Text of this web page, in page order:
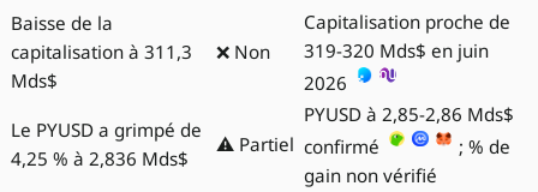
Baisse de la
capitalisation à 311,3
Mds$
❌ Non
Capitalisation proche de
319-320 Mds$ en juin
2026
Le PYUSD a grimpé de
4,25 % à 2,836 Mds$
⚠️ Partiel
PYUSD à 2,85-2,86 Mds$
confirmé
; % de
gain non vérifié